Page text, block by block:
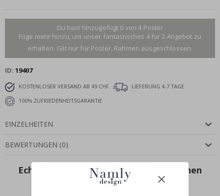
Du hast hinzugefügt 0 von 4 Poster
Füge mehr hinzu, um unser fantastisches 4 für 2 Angebot zu
erhalten. Gilt nur für Poster, Rahmen ausgeschlossen.
ID 19407
KOSTENLOSER VERSAND AB 49 CHF
LIEFERUNG 4-7 TAGE
100% ZUFRIEDENHEITSGARANTIE
EINZELHEITEN
BEWERTUNGEN (0)
Echte Inspiration von unseren glücklichen
Kunden!